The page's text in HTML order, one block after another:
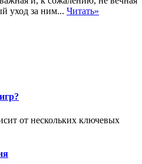
уход за ним... Читать»
от нескольких ключевых